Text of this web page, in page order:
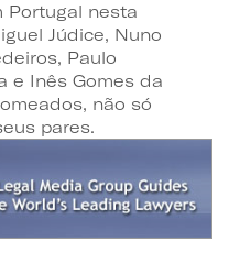
Portugal nesta
Júdice, Nuno
Paulo
e Inês Gomes da
não só
pares.